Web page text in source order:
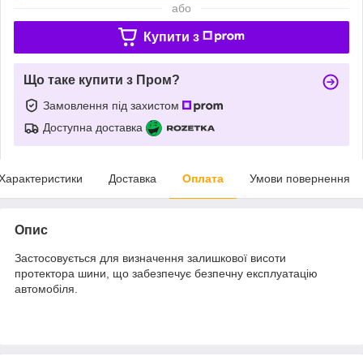
або
Купити з
Що таке купити з Пром?
Замовлення під захистом
Доступна доставка
Доставка Оплата Умови повернення
Опис
Застосовується для визначення залишкової висоти
протектора шини, що забезпечує безпечну експлуатацію
автомобіля.